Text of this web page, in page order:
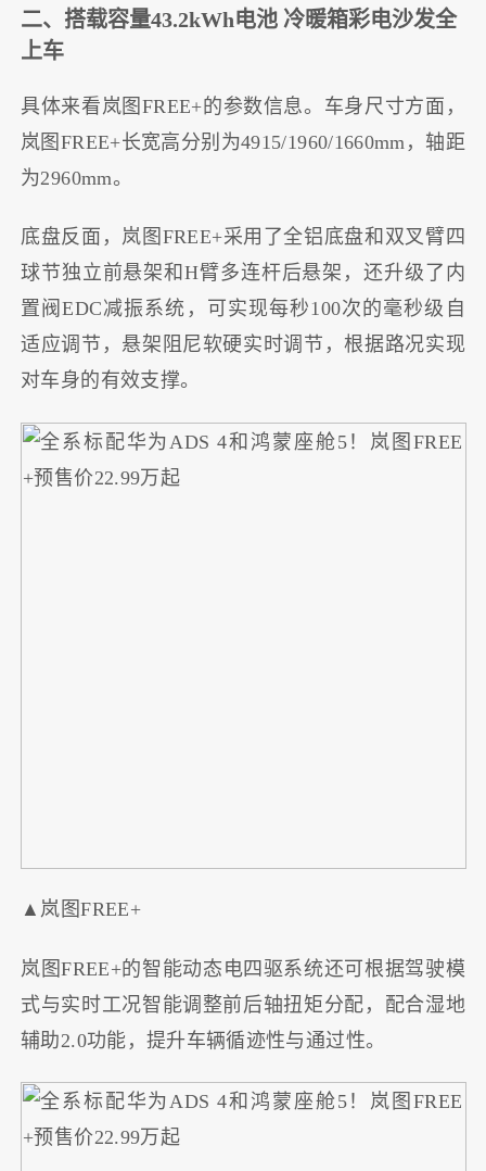
二、搭载容量43.2kWh电池 冷暖箱彩电沙发全
上车
具体来看岚图FREE+的参数信息。车身尺寸方面，
岚图FREE+长宽高分别为4915/1960/1660mm，轴距
为2960mm。
底盘反面，岚图FREE+采用了全铝底盘和双叉臂四
球节独立前悬架和H臂多连杆后悬架，还升级了内
置阀EDC减振系统，可实现每秒100次的毫秒级自
适应调节，悬架阻尼软硬实时调节，根据路况实现
对车身的有效支撑。
▲岚图FREE+
岚图FREE+的智能动态电四驱系统还可根据驾驶模
式与实时工况智能调整前后轴扭矩分配，配合湿地
辅助2.0功能，提升车辆循迹性与通过性。